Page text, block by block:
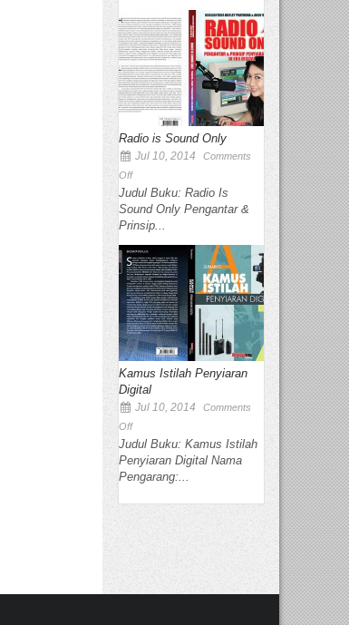
Radio is Sound Only
Jul 10, 2014
Comments
Off
Judul Buku: Radio Is
Sound Only Pengantar &
Prinsip...
Kamus Istilah Penyiaran
Digital
Jul 10, 2014
Comments
Off
Judul Buku: Kamus Istilah
Penyiaran Digital Nama
Pengarang:...